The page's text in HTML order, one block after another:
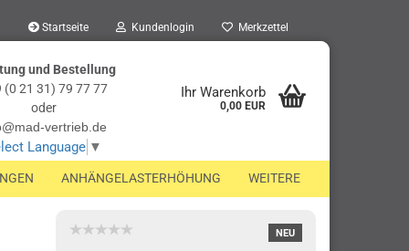
Startseite Kundenlogin Merkzettel
und Bestellung
(0 21 31) 79 77 77
oder
vertrieb.de
Language ▼
Ihr Warenkorb
0,00 EUR
ANHÄNGELASTERHÖHUNG WEITERE
NEU